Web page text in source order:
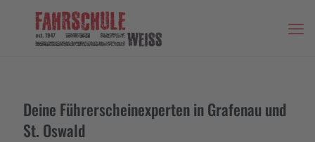
Deine Führerscheinexperten in Grafenau und
St. Oswald